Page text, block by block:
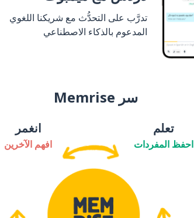
تدرَّب على التحدُّث مع شريكنا اللغوي
المدعوم بالذكاء الاصطناعي
سر Memrise
تعلم
احفظ المفردات
انغمر
افهم الآخرين